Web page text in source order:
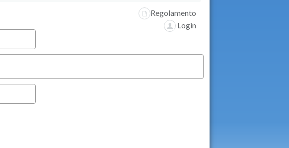
Regolamento
Login